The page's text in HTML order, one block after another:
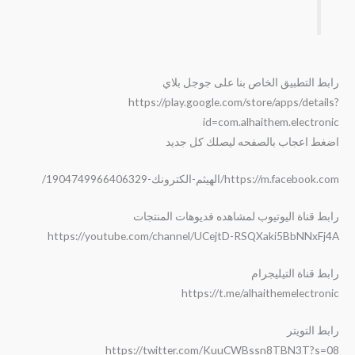
رابط التطبيق الخاص بنا على جوجل بلاي
https://play.google.com/store/apps/details?
id=com.alhaithem.electronic
اضغط اعجاب بالصفحه ليصلك كل جديد
https://m.facebook.com/الهيثم-الكترونك-1904749966406329/
رابط قناة اليوتيوب لمشاهده فديوهات المنتجات
https://youtube.com/channel/UCejtD-RSQXaki5BbNNxFj4A
رابط قناة التيليجرام
https://t.me/alhaithemelectronic
رابط التويتر
https://twitter.com/KuuCWBssn8TBN3T?s=08